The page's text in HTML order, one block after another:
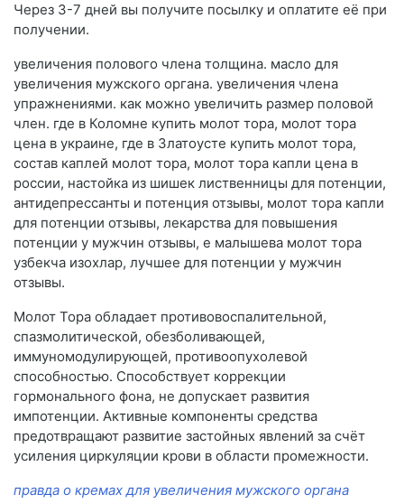
Через 3-7 дней вы получите посылку и оплатите её при
получении.
увеличения полового члена толщина. масло для
увеличения мужского органа. увеличения члена
упражнениями. как можно увеличить размер половой
член. где в Коломне купить молот тора, молот тора
цена в украине, где в Златоусте купить молот тора,
состав каплей молот тора, молот тора капли цена в
россии, настойка из шишек лиственницы для потенции,
антидепрессанты и потенция отзывы, молот тора капли
для потенции отзывы, лекарства для повышения
потенции у мужчин отзывы, е малышева молот тора
узбекча изохлар, лучшее для потенции у мужчин
отзывы.
Молот Тора обладает противовоспалительной,
спазмолитической, обезболивающей,
иммуномодулирующей, противоопухолевой
способностью. Способствует коррекции
гормонального фона, не допускает развития
импотенции. Активные компоненты средства
предотвращают развитие застойных явлений за счёт
усиления циркуляции крови в области промежности.
правда о кремах для увеличения мужского органа